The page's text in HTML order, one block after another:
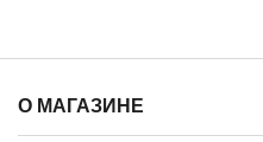
О МАГАЗИНЕ